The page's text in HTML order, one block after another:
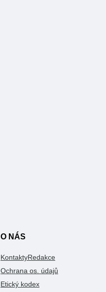
O NÁS
KontaktyRedakce
Ochrana os. údajů
Etický kodex